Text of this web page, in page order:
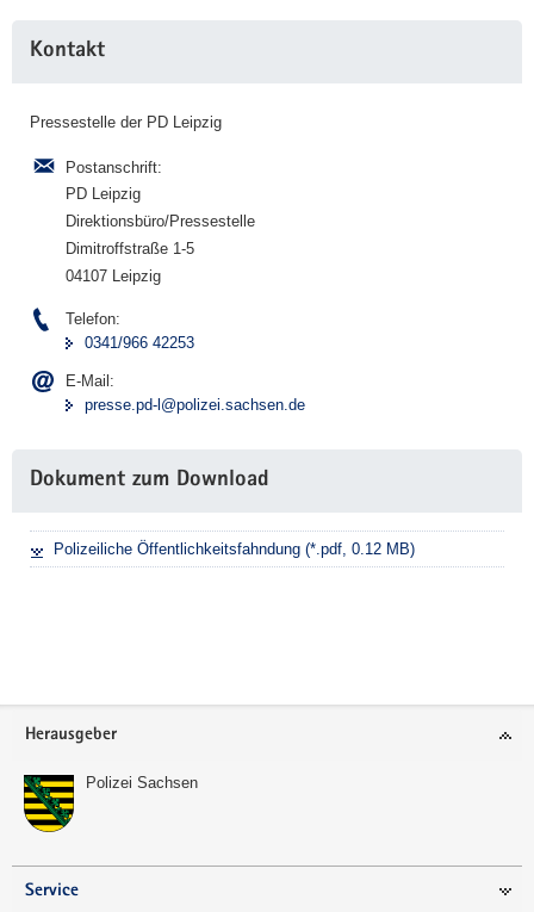
Information
Kontakt
Pressestelle der PD Leipzig
Postanschrift:
PD Leipzig
Direktionsbüro/Pressestelle
Dimitroffstraße 1-5
04107 Leipzig
Telefon:
0341/966 42253
E-Mail:
presse.pd-l@polizei.sachsen.de
Dokument zum Download
Polizeiliche Öffentlichkeitsfahndung (*.pdf, 0.12 MB)
Footer-
Herausgeber
Polizei Sachsen
Service